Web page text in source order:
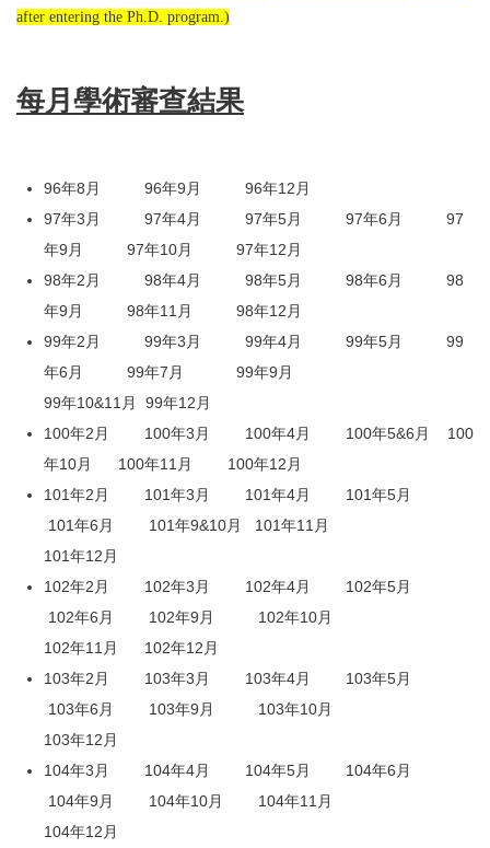
after entering the Ph.D. program.)
每月學術審查結果
96年8月 96年9月
96年12月
97年3月
97年4月 97年5月 97年6月
97
年9月
97年10月
97年12月
98年2月
98年4月 98年5月 98年6月
98
年9月
98年11月
98年12月
99年2月
99年3月 99年4月 99年5月
99
年6月
99年7月
99年9月
99年10&11月
99年12月
100年2月
100年3月 100年4月 100年5&6月
100
年10月
100年11月
100年12月
101年2月
101年3月 101年4月
101年5月
101年6月
101年9&10月
101年11月
101年12月
102年2月
102年3月 102年4月
102年5月
102年6月
102年9月
102年10月
102年11月
102年12月
103年2月
103年3月 103年4月
103年5月
103年6月
103年9月
103年10月
103年12月
104年3月
104年4月 104年5月
104年6月
104年9月
104年10月
104年11月
104年12月